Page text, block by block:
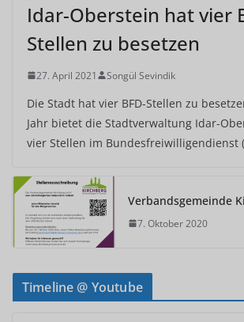
Idar-Oberstein hat vier
Stellen zu besetzen
27. April 2021 Songül Sevindik
Die Stadt hat vier BFD-Stellen zu
Jahr bietet die Stadtverwaltung Idar-
vier Stellen im Bundesfreiwilligendienst
Verbandsgemeinde
7. Oktober 2020
Timeline @ Youtube